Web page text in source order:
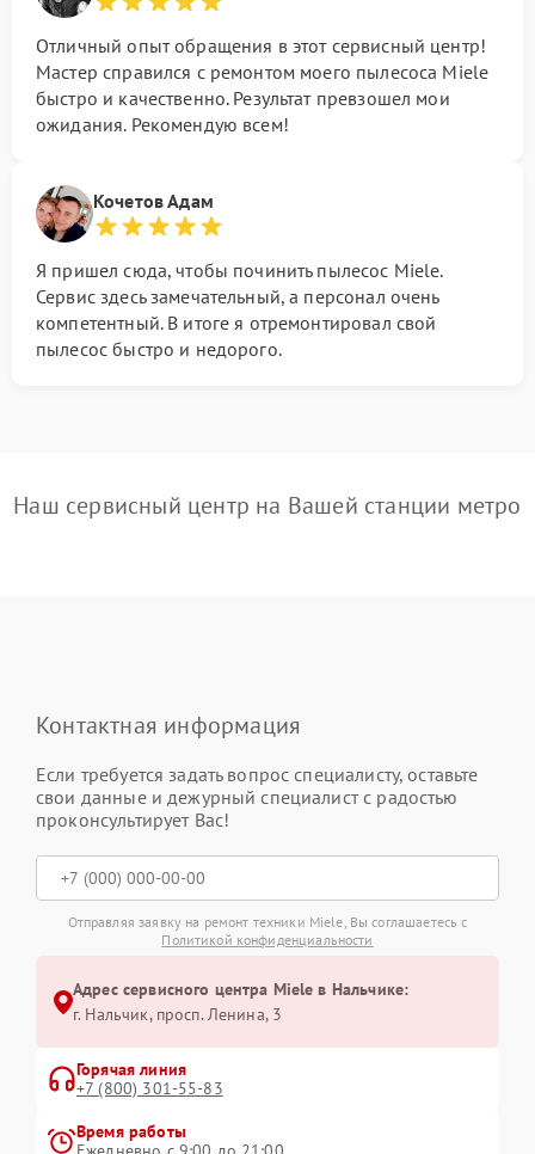
Отличный опыт обращения в этот сервисный центр!
Мастер справился с ремонтом моего пылесоса Miele
быстро и качественно. Результат превзошел мои
ожидания. Рекомендую всем!
Кочетов Адам
Я пришел сюда, чтобы починить пылесос Miele.
Сервис здесь замечательный, а персонал очень
компетентный. В итоге я отремонтировал свой
пылесос быстро и недорого.
Наш сервисный центр на Вашей станции метро
Контактная информация
Если требуется задать вопрос специалисту, оставьте
свои данные и дежурный специалист с радостью
проконсультирует Вас!
Отправляя заявку на ремонт техники Miele, Вы соглашаетесь с
Политикой конфиденциальности
Адрес сервисного центра Miele в Нальчике:
г. Нальчик, просп. Ленина, 3
Горячая линия
+7 (800) 301-55-83
Время работы